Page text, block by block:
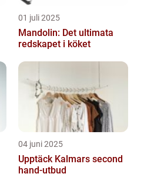
01 juli 2025
Mandolin: Det ultimata
redskapet i köket
04 juni 2025
Upptäck Kalmars second
hand-utbud